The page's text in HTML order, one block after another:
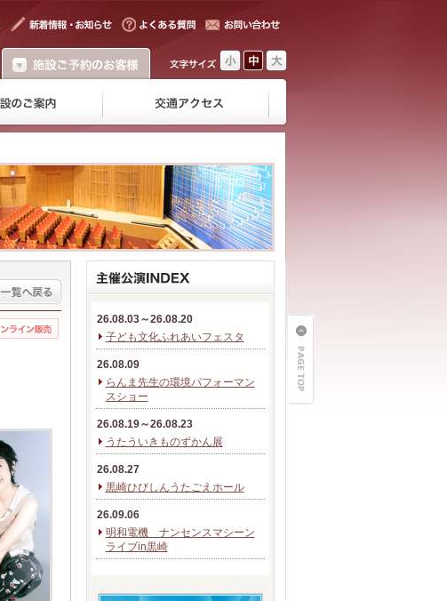
26.08.03～26.08.20
子ども文化ふれあいフェスタ
26.08.09
らんま先生の環境パフォーマン
スショー
26.08.19～26.08.23
うたういきものずかん展
26.08.27
黒崎ひびしんうたごえホール
26.09.06
明和電機 ナンセンスマシーン
ライブin黒崎